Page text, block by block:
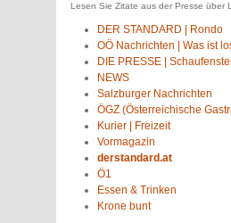
Lesen Sie Zitate aus der Presse über
DER STANDARD | Rondo
OÖ Nachrichten | Was ist
DIE PRESSE |
NEWS
Salzburger Nachrichten
ÖGZ (Österreichische
Kurier | Freizeit
Vormagazin
derstandard.at
Ö1
Essen & Trinken
Krone bunt